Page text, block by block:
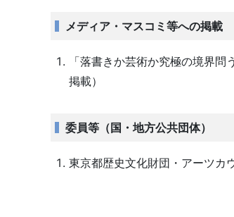
メディア・マスコミ等への掲載
「落書きか芸術か究極の境界
掲載）
委員等（国・地方公共団体）
東京都歴史文化財団・アーツカ